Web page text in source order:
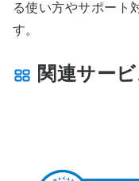
る使い方やサポート
す。
関連サービ